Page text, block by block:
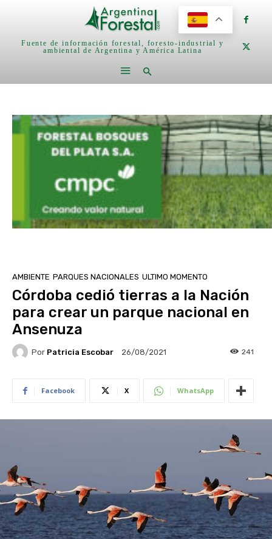
Fuente de información forestal, foresto-industrial y
ambiental de Argentina y América Latina
AMBIENTE PARQUES NACIONALES ULTIMO MOMENTO
Córdoba cedió tierras a la Nación
para crear un parque nacional en
Ansenuza
Por Patricia Escobar 26/08/2021 241
Facebook X WhatsApp